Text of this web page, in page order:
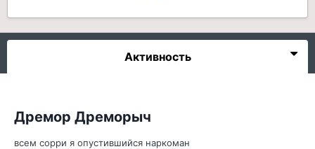
Активность
Дремор Дреморыч
всем сорри я опустившийся наркоман